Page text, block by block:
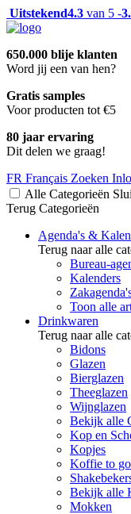
Uitstekend4.3 van 5 -
650.000 blije klanten
Word jij een van hen?
Gratis samples
Voor producten tot €5
80 jaar ervaring
Dit delen we graag!
FR Français Zoeken
Alle Categorieën
Terug Categorieën
Agenda's &
Terug naar alle
Bureau-
Kalenders
Toon alle
Drinkwaren
Terug naar alle
Bidons
Glazen
Bierglazen
Theeglazen
Wijnglazen
Bekijk alle
Kop en
Kopjes
Koffie to
Bekijk alle
Mokken